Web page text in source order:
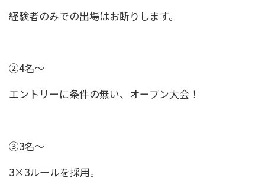
経験者のみでの出場はお断りします。
②4名〜
エントリーに条件の無い、オープン大会！
③3名〜
3×3ルールを採用。